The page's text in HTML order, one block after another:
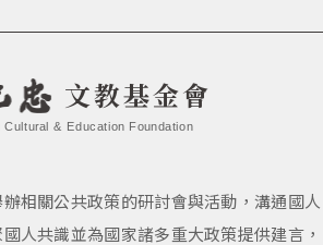
文教基金會
Cultural & Education Foundation
相關公共政策的研討會與活動，溝通國人
人共識並為國家諸多重大政策提供建言，